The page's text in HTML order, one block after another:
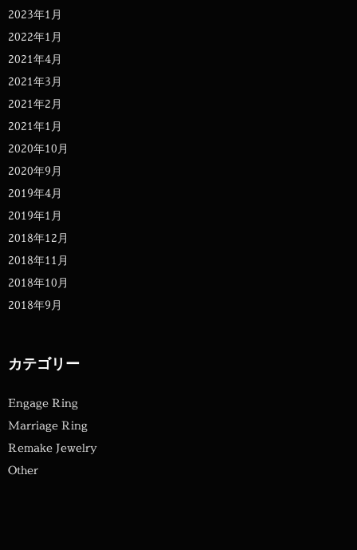
2023年1月
2022年1月
2021年4月
2021年3月
2021年2月
2021年1月
2020年10月
2020年9月
2019年4月
2019年1月
2018年12月
2018年11月
2018年10月
2018年9月
カテゴリー
Engage Ring
Marriage Ring
Remake Jewelry
Other